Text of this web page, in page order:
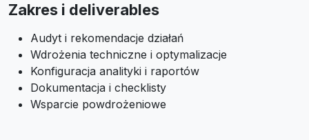
Zakres i deliverables
Audyt i rekomendacje działań
Wdrożenia techniczne i optymalizacje
Konfiguracja analityki i raportów
Dokumentacja i checklisty
Wsparcie powdrożeniowe